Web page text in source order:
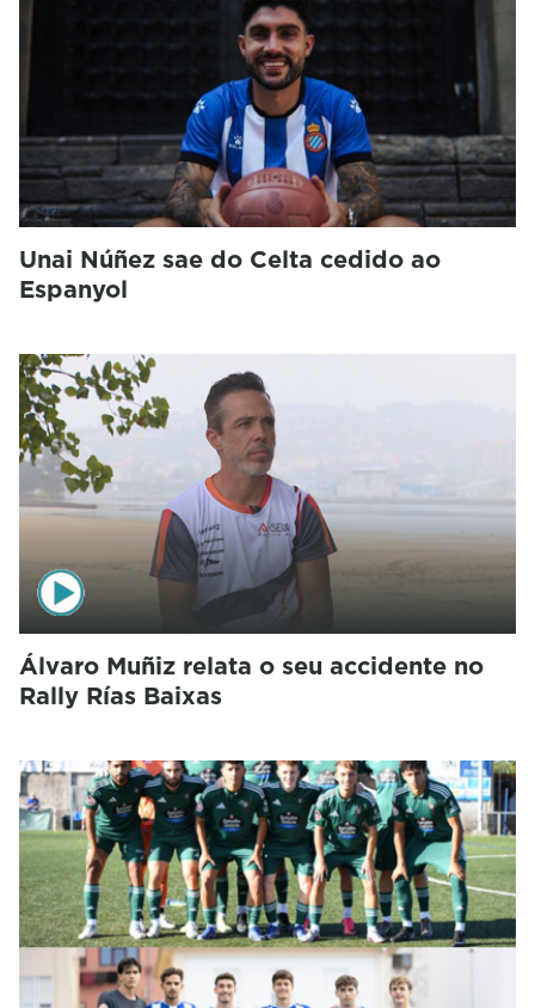
Unai Núñez sae do Celta cedido ao
Espanyol
Álvaro Muñiz relata o seu accidente no
Rally Rías Baixas